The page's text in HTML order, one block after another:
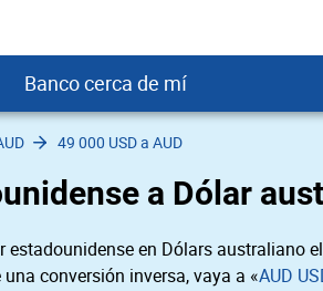
crediticio
Banco cerca de mí
de Mí
Cerca de Mí
de Mí
Cerca de Mí
49 000 USD a AUD
a Dólar
en Dólars australiano
conversión inversa, vaya a «AUD